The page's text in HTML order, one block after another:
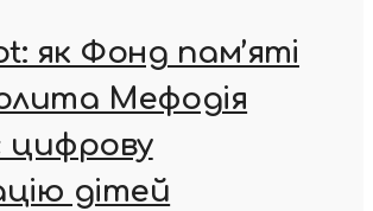
як Фонд пам’яті
Мефодія
цифрову
дітей